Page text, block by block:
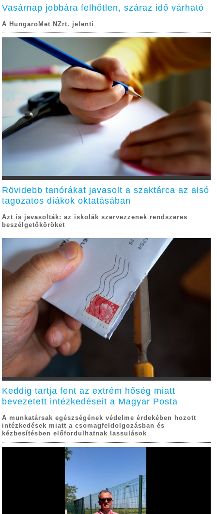
Vasárnap jobbára felhőtlen, száraz idő várható
A HungaroMet NZrt. jelenti
Rövidebb tanórákat javasolt a szaktárca az alsó
tagozatos diákok oktatásában
Azt is javasolták: az iskolák szervezzenek rendszeres
beszélgetőköröket
Keddig tartja fent az extrém hőség miatt
bevezetett intézkedéseit a Magyar Posta
A munkatársak egészségének védelme érdekében hozott
intézkedések miatt a csomagfeldolgozásban és
kézbesítésben előfordulhatnak lassulások